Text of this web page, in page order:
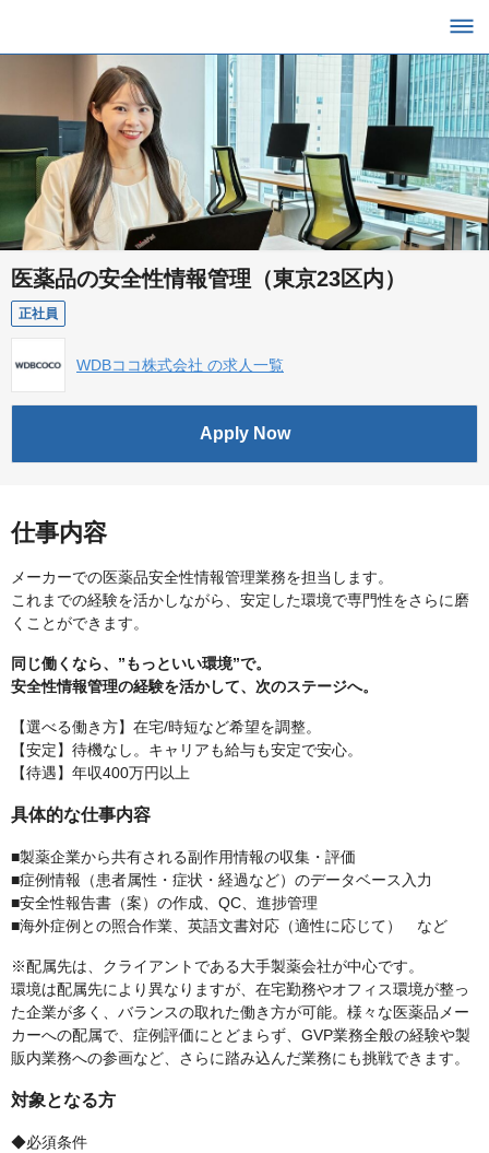
医薬品の安全性情報管理（東京23区内）
正社員
WDBココ株式会社 の求人一覧
Apply Now
仕事内容
メーカーでの医薬品安全性情報管理業務を担当します。
これまでの経験を活かしながら、安定した環境で専門性をさらに磨
くことができます。
同じ働くなら、”もっといい環境”で。
安全性情報管理の経験を活かして、次のステージへ。
【選べる働き方】在宅/時短など希望を調整。
【安定】待機なし。キャリアも給与も安定で安心。
【待遇】年収400万円以上
具体的な仕事内容
■製薬企業から共有される副作用情報の収集・評価
■症例情報（患者属性・症状・経過など）のデータベース入力
■安全性報告書（案）の作成、QC、進捗管理
■海外症例との照合作業、英語文書対応（適性に応じて） など
※配属先は、クライアントである大手製薬会社が中心です。
環境は配属先により異なりますが、在宅勤務やオフィス環境が整っ
た企業が多く、バランスの取れた働き方が可能。様々な医薬品メー
カーへの配属で、症例評価にとどまらず、GVP業務全般の経験や製
販内業務への参画など、さらに踏み込んだ業務にも挑戦できます。
対象となる方
◆必須条件